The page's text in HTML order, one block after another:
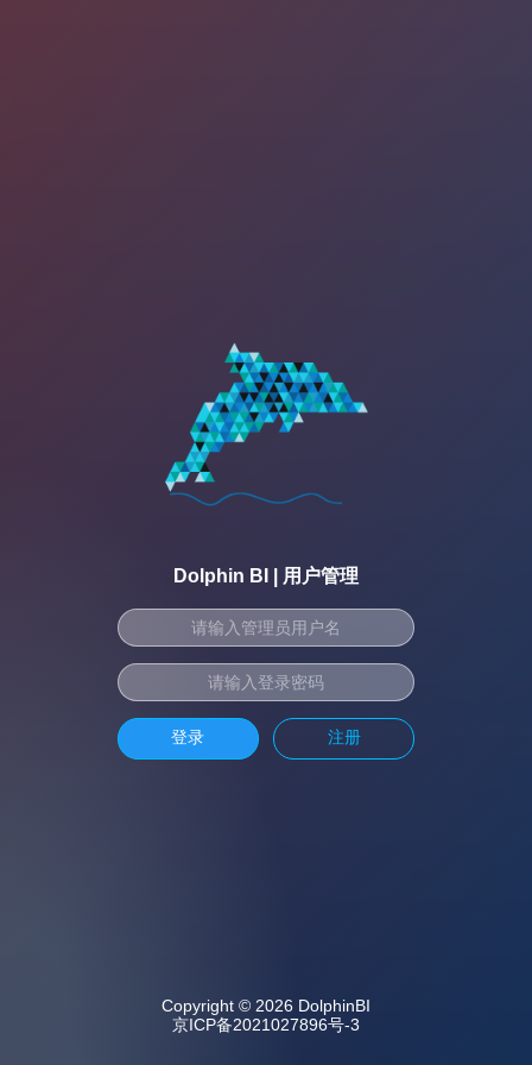
Dolphin BI | 用户管理
登录 注册
Copyright © 2026 DolphinBI
京ICP备2021027896号-3